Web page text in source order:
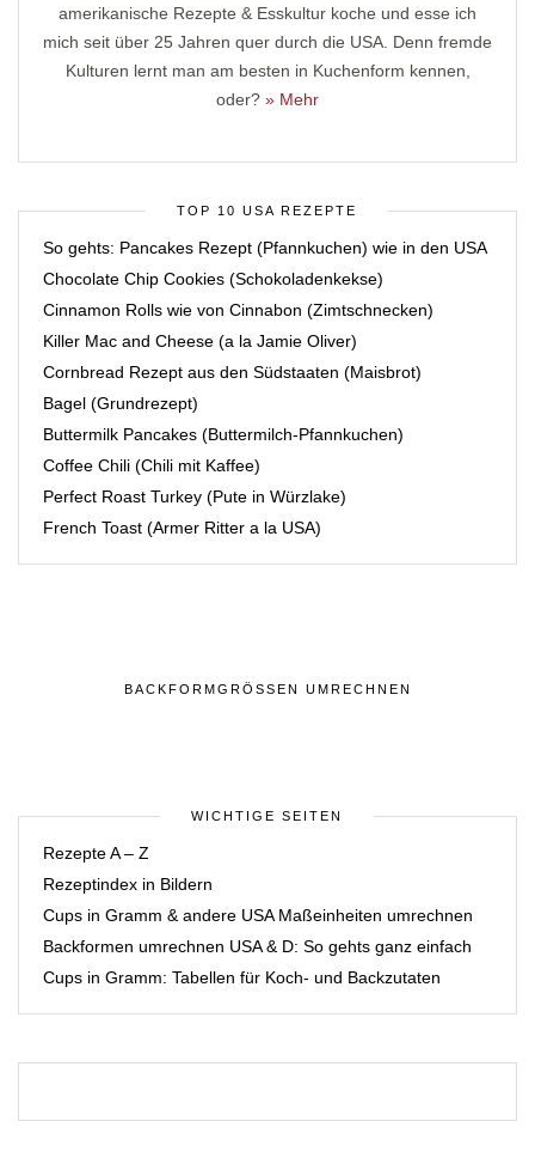
amerikanische Rezepte & Esskultur koche und esse ich
mich seit über 25 Jahren quer durch die USA. Denn fremde
Kulturen lernt man am besten in Kuchenform kennen,
oder? » Mehr
TOP 10 USA REZEPTE
So gehts: Pancakes Rezept (Pfannkuchen) wie in den USA
Chocolate Chip Cookies (Schokoladenkekse)
Cinnamon Rolls wie von Cinnabon (Zimtschnecken)
Killer Mac and Cheese (a la Jamie Oliver)
Cornbread Rezept aus den Südstaaten (Maisbrot)
Bagel (Grundrezept)
Buttermilk Pancakes (Buttermilch-Pfannkuchen)
Coffee Chili (Chili mit Kaffee)
Perfect Roast Turkey (Pute in Würzlake)
French Toast (Armer Ritter a la USA)
BACKFORMGRÖSSEN UMRECHNEN
WICHTIGE SEITEN
Rezepte A – Z
Rezeptindex in Bildern
Cups in Gramm & andere USA Maßeinheiten umrechnen
Backformen umrechnen USA & D: So gehts ganz einfach
Cups in Gramm: Tabellen für Koch- und Backzutaten